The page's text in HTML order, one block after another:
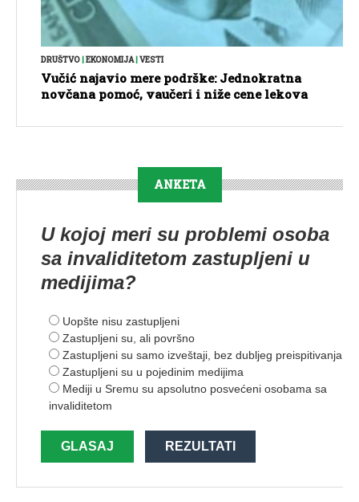
DRUŠTVO|EKONOMIJA|VESTI
Vučić najavio mere podrške: Jednokratna
novčana pomoć, vaučeri i niže cene lekova
ANKETA
U kojoj meri su problemi osoba
sa invaliditetom zastupljeni u
medijima?
Uopšte nisu zastupljeni
Zastupljeni su, ali površno
Zastupljeni su samo izveštaji, bez dubljeg preispitivanja
Zastupljeni su u pojedinim medijima
Mediji u Sremu su apsolutno posvećeni osobama sa
invaliditetom
GLASAJ REZULTATI